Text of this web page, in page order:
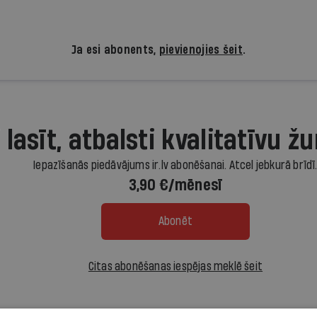
Ja esi abonents, pievienojies šeit.
lasīt, atbalsti kvalitatīvu
Iepazīšanās piedāvājums ir.lv abonēšanai. Atcel jebkurā brīdī.
3,90 €/mēnesī
Abonēt
Citas abonēšanas iespējas meklē šeit